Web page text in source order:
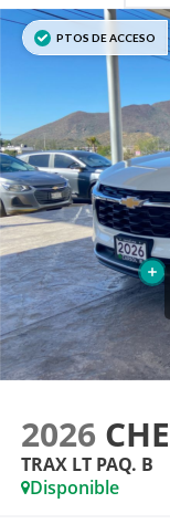
2026
TRAX LT PAQ. B
Disponible